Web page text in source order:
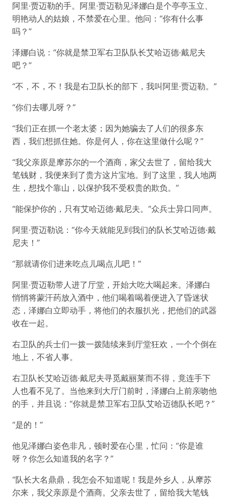
阿里·贾迈勒的手。阿里·贾迈勒见泽娜白是个亭亭玉立、
明艳动人的姑娘，不禁爱在心里。他问：“你有什么事
吗？”
泽娜白说：“你就是禁卫军右卫队队长艾哈迈德·戴尼夫
吧？”
“不，不，不！我是右卫队长的部下，我叫阿里·贾迈勒。”
“你们去哪儿呀？”
“我们正在抓一个老太婆；因为她骗去了人们的很多东
西，我们想抓住她。你是何人，你在这里做什么呢？”
“我父亲原是摩苏尔的一个酒商，家父去世了，留给我大
笔钱财，我便来到了贵方这片宝地。到了这里，我人地两
生，想找个靠山，以保护我不受权贵的欺负。”
“能保护你的，只有艾哈迈德·戴尼夫。”众兵士异口同声。
阿里·贾迈勒说：“你今天就能见到我们的队长艾哈迈德·戴
尼夫！”
“那就请你们进来吃点儿喝点儿吧！”
阿里·贾迈勒带人进了厅堂，开始大吃大喝起来。泽娜白
悄悄将蒙汗药放入酒中，他们喝着喝着便进入了昏迷状
态，泽娜白立即动手，将他们的衣服扒光，把他们的武器
收在一起。
右卫队的兵士们一拨一拨陆续来到厅堂狂欢，一个个倒在
地上，不省人事。
右卫队长艾哈迈德·戴尼夫寻觅戴丽莱而不得，竟连手下
人也看不见了。当他来到大厅门前时，泽娜白上前亲吻他
的手，并且说：“你就是禁卫军右卫队艾哈迈德队长吧？”
“是的！”
他见泽娜白姿色非凡，顿时爱在心里，忙问：“你是谁
呀？你怎么知道我的名字？”
“队长大名鼎鼎，我怎会不知道呢！我是外乡人，从摩苏
尔来，我父亲原是个酒商。父亲去世了，留给我大笔钱